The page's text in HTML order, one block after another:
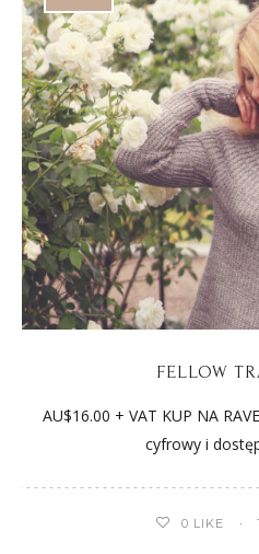
FELLOW
AU$16.00 + VAT KUP NA
cyfrowy i
0 LIKE